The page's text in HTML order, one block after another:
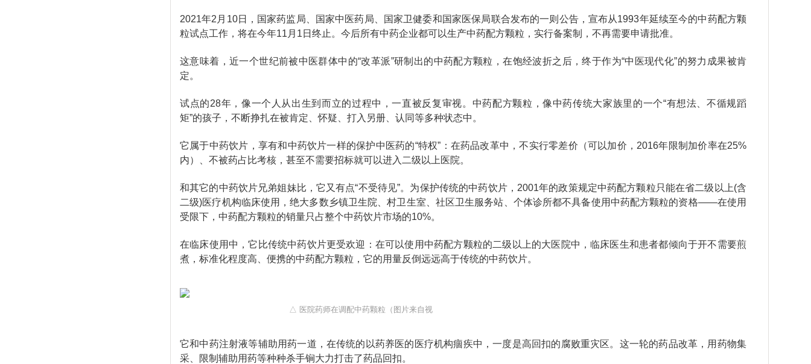
2021年2月10日，国家药监局、国家中医药局、国家卫健委和国家医保局联合发布的一则公告，宣布从1993年延续至今的中药配方颗
粒试点工作，将在今年11月1日终止。今后所有中药企业都可以生产中药配方颗粒，实行备案制，不再需要申请批准。
这意味着，近一个世纪前被中医群体中的“改革派”研制出的中药配方颗粒，在饱经波折之后，终于作为“中医现代化”的努力成果被肯
定。
试点的28年，像一个人从出生到而立的过程中，一直被反复审视。中药配方颗粒，像中药传统大家族里的一个“有想法、不循规蹈
矩”的孩子，不断挣扎在被肯定、怀疑、打入另册、认同等多种状态中。
它属于中药饮片，享有和中药饮片一样的保护中医药的“特权”：在药品改革中，不实行零差价（可以加价，2016年限制加价率在25%
内）、不被药占比考核，甚至不需要招标就可以进入二级以上医院。
和其它的中药饮片兄弟姐妹比，它又有点“不受待见”。为保护传统的中药饮片，2001年的政策规定中药配方颗粒只能在省二级以上(含
二级)医疗机构临床使用，绝大多数乡镇卫生院、村卫生室、社区卫生服务站、个体诊所都不具备使用中药配方颗粒的资格——在使用
受限下，中药配方颗粒的销量只占整个中药饮片市场的10%。
在临床使用中，它比传统中药饮片更受欢迎：在可以使用中药配方颗粒的二级以上的大医院中，临床医生和患者都倾向于开不需要煎
煮，标准化程度高、便携的中药配方颗粒，它的用量反倒远远高于传统的中药饮片。
△ 医院药师在调配中药颗粒（图片来自视
它和中药注射液等辅助用药一道，在传统的以药养医的医疗机构痼疾中，一度是高回扣的腐败重灾区。这一轮的药品改革，用药物集
采、限制辅助用药等种种杀手锏大力打击了药品回扣。